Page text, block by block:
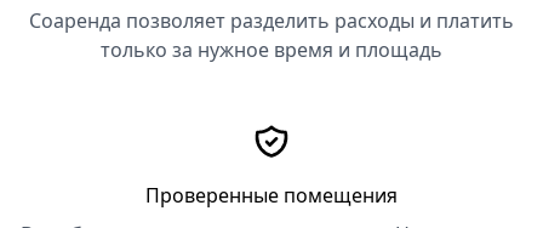
Соаренда позволяет разделить расходы и платить
только за нужное время и площадь
Проверенные помещения